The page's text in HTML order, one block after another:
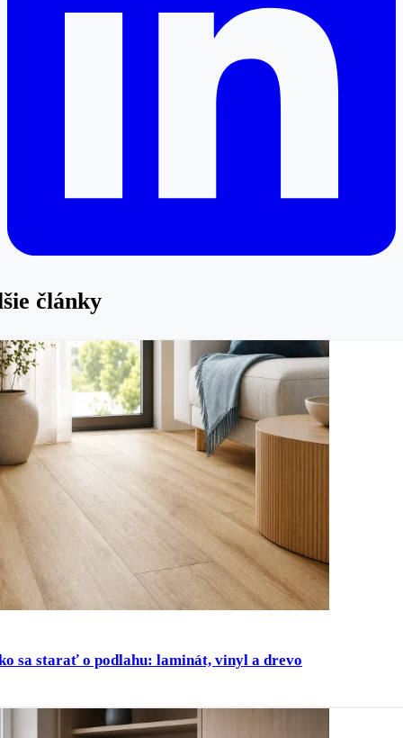
články
sa starať o podlahu: laminát, vinyl a drevo